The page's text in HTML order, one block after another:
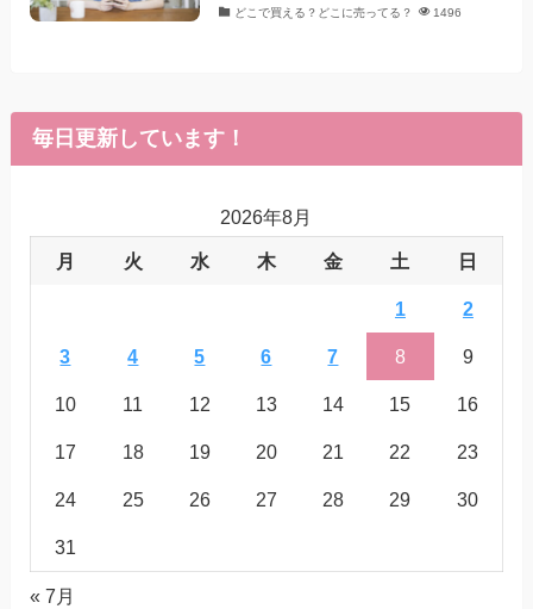
どこで買える？どこに売ってる？ 1496
毎日更新しています！
2026年8月
月 火 水 木 金 土 日
1 2
3 4 5 6 7 8 9
10 11 12 13 14 15 16
17 18 19 20 21 22 23
24 25 26 27 28 29 30
31
« 7月